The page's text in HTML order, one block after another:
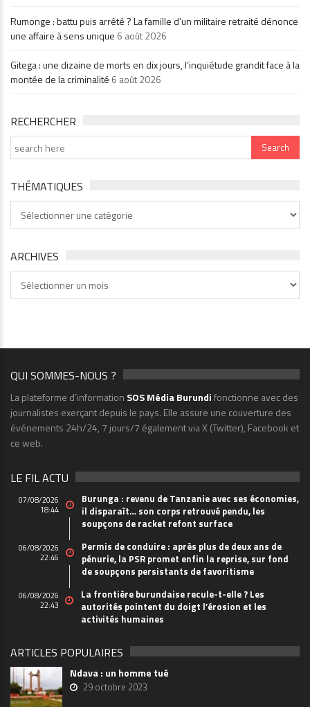
Rumonge : battu puis arrêté ? La famille d’un militaire retraité dénonce
une affaire à sens unique 6 août 2026
Gitega : une dizaine de morts en dix jours, l’inquiétude grandit face à la
montée de la criminalité 6 août 2026
RECHERCHER
THÉMATIQUES
ARCHIVES
QUI SOMMES-NOUS ?
La plateforme d’information SOS Média Burundifonctionne avec des
journalistes exerçant depuis le pays. Elle assure une couverture des
événements 24h/24, 7 jours/7 également via X (Twitter), Facebook et
ce web.
LE FIL ACTU
07/08/2026
18:44
Burunga : revenu de Tanzanie avec ses économies,
il disparaît… son corps retrouvé pendu, les
soupçons de racket refont surface
06/08/2026
22:46
Permis de conduire : après plus de deux ans de
pénurie, la PSR promet enfin la reprise, sur fond
de soupçons persistants de favoritisme
06/08/2026
22:43
La frontière burundaise recule-t-elle ? Les
autorités pointent du doigt l’érosion et les
activités humaines
ARTICLES POPULAIRES
Ndava : un homme tué
29 octobre 2023